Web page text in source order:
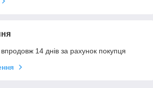
14 днів за рахунок покупця